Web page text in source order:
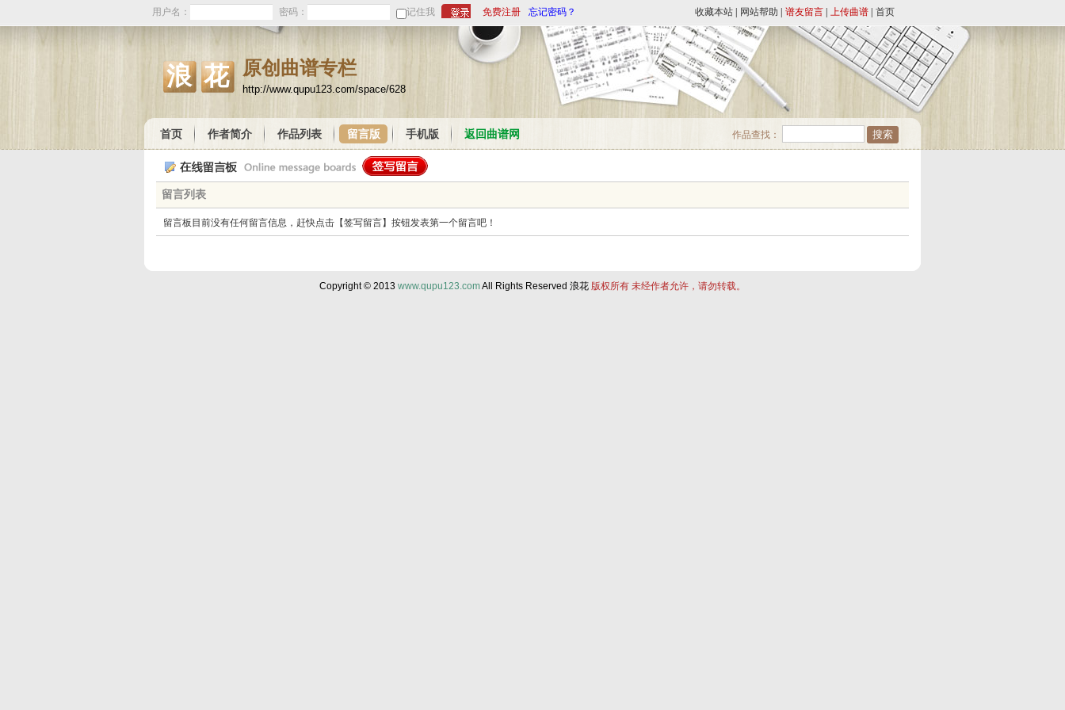
用户名： 密码： 记住我 免费注册 忘记密码？ 收藏本站 网站帮助 谱友留言 上传曲谱 首页
浪花 原创曲谱专栏
http://www.qupu123.com/space/628
作品查找：
首页 作者简介 作品列表 留言版 手机版 返回曲谱网
留言列表
留言板目前没有任何留言信息，赶快点击【签写留言】按钮发表第一个留言吧！
Copyright © 2013 www.qupu123.comAll Rights Reserved 浪花 版权所有 未经作者允许，请勿转载。